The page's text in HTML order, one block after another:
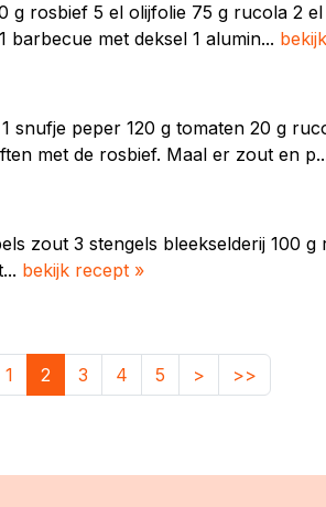
g rosbief 5 el olijfolie 75 g rucola 2
barbecue met deksel 1 alumin...
peper 120 g tomaten 20 g
met de rosbief. Maal er zout en
zout 3 stengels bleekselderij 100
bekijk recept »
1 2 3 4 5 > >>